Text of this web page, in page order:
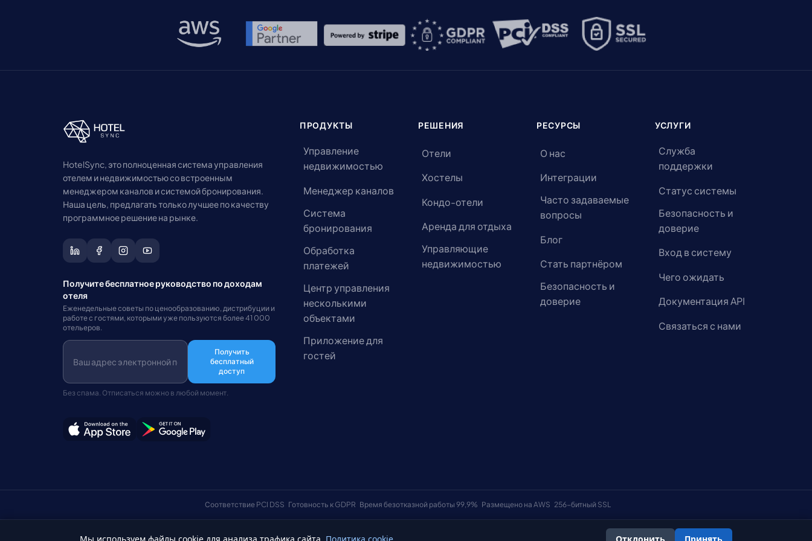
HotelSync, это полноценная система управления
отелем и недвижимостью со встроенным
менеджером каналов и системой бронирования.
Наша цель, предлагать только лучшее по качеству
программное решение на рынке.
Получите бесплатное руководство по доходам
отеля
Еженедельные советы по ценообразованию, дистрибуции и
работе с гостями, которыми уже пользуются более 41 000
отельеров.
Получить
бесплатный
доступ
Без спама. Отписаться можно в любой момент.
ПРОДУКТЫ
Управление
недвижимостью
Менеджер каналов
Система
бронирования
Обработка
платежей
Центр управления
несколькими
объектами
Приложение для
гостей
РЕШЕНИЯ
Отели
Хостелы
Кондо-отели
Аренда для отдыха
Управляющие
недвижимостью
РЕСУРСЫ
О нас
Интеграции
Часто задаваемые
вопросы
Блог
Стать партнёром
Безопасность и
доверие
УСЛУГИ
Служба
поддержки
Статус системы
Безопасность и
доверие
Вход в систему
Чего ожидать
Документация API
Связаться с нами
Соответствие PCI DSS Готовность к GDPR Время безотказной работы 99,9% Размещено на AWS 256-битный SSL
© Авторские права 2026 HotelSync. Все права защищены. Политика использования файлов cookie